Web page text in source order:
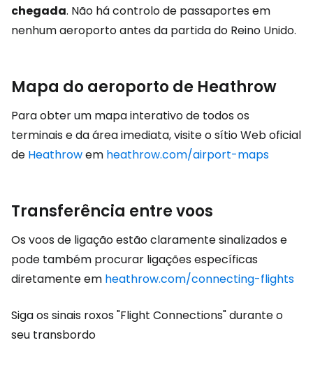
chegada. Não há controlo de passaportes em
nenhum aeroporto antes da partida do Reino Unido.
Mapa do aeroporto de Heathrow
Para obter um mapa interativo de todos os
terminais e da área imediata, visite o sítio Web oficial
de Heathrowem heathrow.com/airport-maps
Transferência entre voos
Os voos de ligação estão claramente sinalizados e
pode também procurar ligações específicas
diretamente em heathrow.com/connecting-flights
Siga os sinais roxos "Flight Connections" durante o
seu transbordo